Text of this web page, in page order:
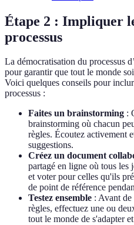
Étape 2 : Impliquer
processus
La démocratisation du processus
pour garantir que tout le monde
Voici quelques conseils pour
processus :
Faites un brainstorming :
brainstorming où chacun
règles. Écoutez activement
suggestions.
Créez un document
partagé en ligne où tous les
et voter pour celles qu'ils
de point de référence
Testez ensemble : Avant
règles, effectuez une ou
tout le monde de s'adapter